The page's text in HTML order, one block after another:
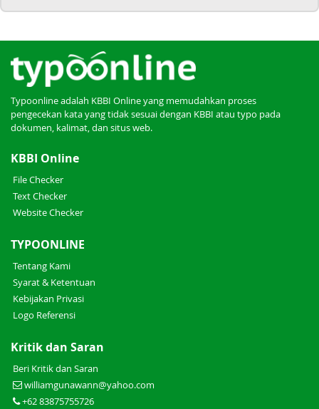
Typoonline adalah KBBI Online yang memudahkan proses
pengecekan kata yang tidak sesuai dengan KBBI atau typo pada
dokumen, kalimat, dan situs web.
KBBI Online
File Checker
Text Checker
Website Checker
TYPOONLINE
Tentang Kami
Syarat & Ketentuan
Kebijakan Privasi
Logo Referensi
Kritik dan Saran
Beri Kritik dan Saran
williamgunawann@yahoo.com
+62 83875755726